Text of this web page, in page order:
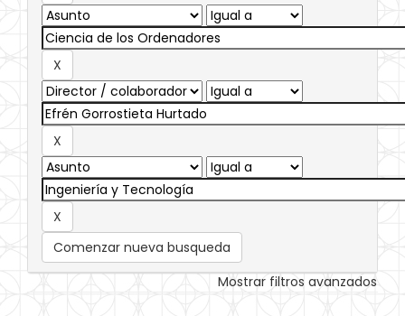
Comenzar nueva busqueda
Mostrar filtros avanzados